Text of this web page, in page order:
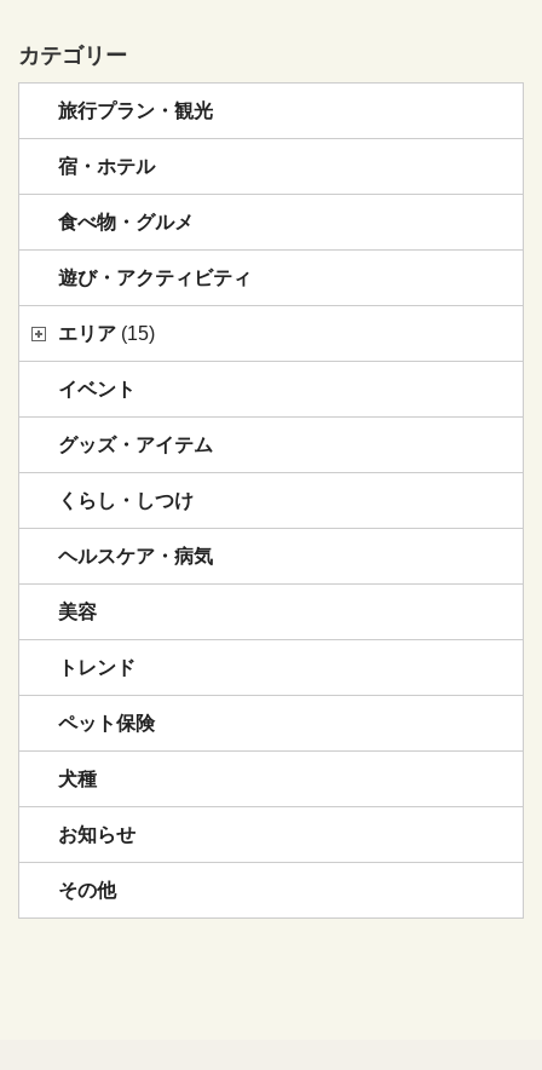
カテゴリー
旅行プラン・観光
宿・ホテル
食べ物・グルメ
遊び・アクティビティ
エリア (15)
イベント
グッズ・アイテム
くらし・しつけ
ヘルスケア・病気
美容
トレンド
ペット保険
犬種
お知らせ
その他